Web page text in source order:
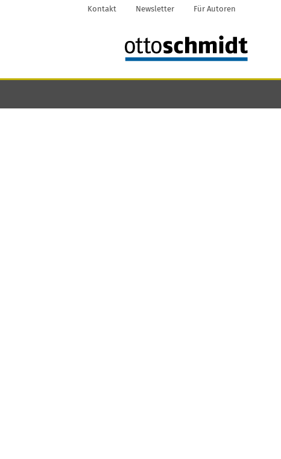
Kontakt Newsletter Für Autoren